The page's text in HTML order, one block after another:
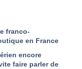
franco-
en France
encore
faire parler de